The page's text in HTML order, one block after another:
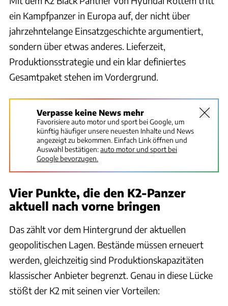
ein Kampfpanzer in Europa auf, der nicht über
jahrzehntelange Einsatzgeschichte argumentiert,
sondern über etwas anderes. Lieferzeit,
Produktionsstrategie und ein klar definiertes
Gesamtpaket stehen im Vordergrund.
Verpasse keine News mehr
Favorisiere auto motor und sport bei Google, um
künftig häufiger unsere neuesten Inhalte und News
angezeigt zu bekommen. Einfach Link öffnen und
Auswahl bestätigen:auto motor und sport bei
Google bevorzugen.
Vier Punkte, die den K2-Panzer
aktuell nach vorne bringen
Das zählt vor dem Hintergrund der aktuellen
geopolitischen Lagen. Bestände müssen erneuert
werden, gleichzeitig sind Produktionskapazitäten
klassischer Anbieter begrenzt. Genau in diese Lücke
stößt der K2 mit seinen vier Vorteilen: